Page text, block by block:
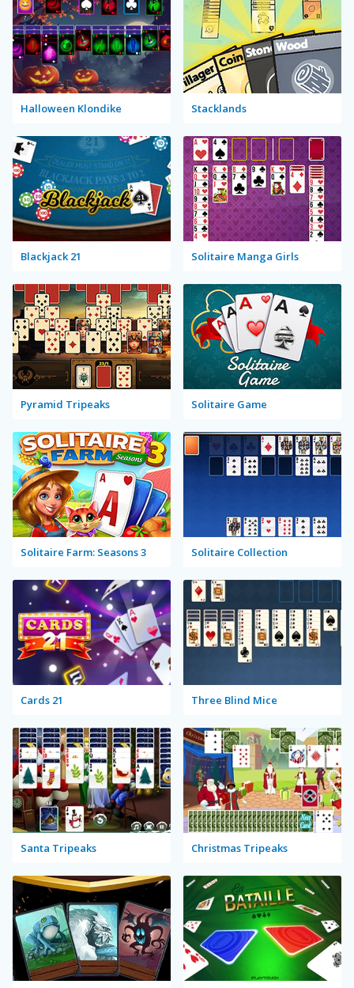
Halloween Klondike Stacklands
Blackjack 21 Solitaire Manga Girls
Pyramid Tripeaks Solitaire Game
Solitaire Farm: Seasons 3 Solitaire Collection
Cards 21 Three Blind Mice
Santa Tripeaks Christmas Tripeaks